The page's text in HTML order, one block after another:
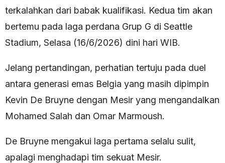
terkalahkan dari babak kualifikasi. Kedua tim akan
bertemu pada laga perdana Grup G di Seattle
Stadium, Selasa (16/6/2026) dini hari WIB.
Jelang pertandingan, perhatian tertuju pada duel
antara generasi emas Belgia yang masih dipimpin
Kevin De Bruyne dengan Mesir yang mengandalkan
Mohamed Salah dan Omar Marmoush.
De Bruyne mengakui laga pertama selalu sulit,
apalagi menghadapi tim sekuat Mesir.